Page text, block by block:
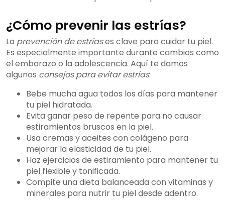
¿Cómo prevenir las estrías?
La prevención de estríases clave para cuidar tu piel.
Es especialmente importante durante cambios como
el embarazo o la adolescencia. Aquí te damos
algunos consejos para evitar estrías:
Bebe mucha agua todos los días para mantener
tu piel hidratada.
Evita ganar peso de repente para no causar
estiramientos bruscos en la piel.
Usa cremas y aceites con colágeno para
mejorar la elasticidad de tu piel.
Haz ejercicios de estiramiento para mantener tu
piel flexible y tonificada.
Compite una dieta balanceada con vitaminas y
minerales para nutrir tu piel desde adentro.